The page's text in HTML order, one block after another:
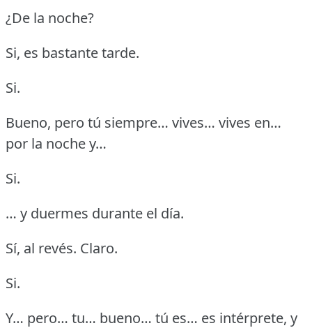
¿De la noche?
Si, es bastante tarde.
Si.
Bueno, pero tú siempre… vives… vives en…
por la noche y…
Si.
… y duermes durante el día.
Sí, al revés. Claro.
Si.
Y… pero… tu… bueno… tú es… es intérprete, y